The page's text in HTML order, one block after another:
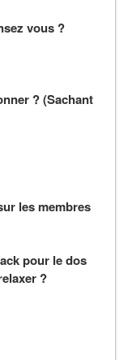
vous ?
? (Sachant
les membres
pour le dos
?